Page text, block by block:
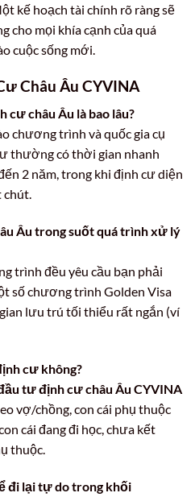
kế hoạch tài chính rõ ràng sẽ
cho mọi khía cạnh của quá
cuộc sống mới.
Châu Âu CYVINA
cư châu Âu là bao lâu?
chương trình và quốc gia cụ
thường có thời gian nhanh
2 năm, trong khi định cư diện
chút.
Âu trong suốt quá trình xử lý
trình đều yêu cầu bạn phải
số chương trình Golden Visa
lưu trú tối thiểu rất ngắn (ví
cư không?
tư định cư châu Âu CYVINA
vợ/chồng, con cái phụ thuộc
cái đang đi học, chưa kết
thuộc.
đi lại tự do trong khối